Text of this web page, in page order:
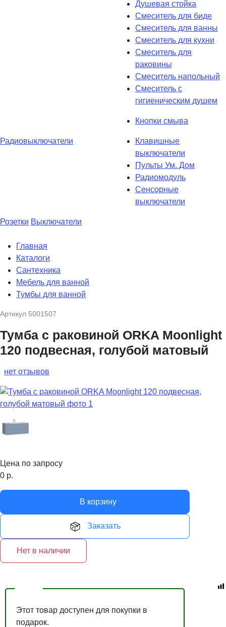
Душевая стойка
Смеситель для биде
Смеситель для ванны
Смеситель для кухни
Смеситель для
раковины
Смеситель напольный
Смеситель с
гигиеническим душем
Кнопки смыва
Радиовыключатели
Клавишные
выключатели
Пульты Ум. Дом
Радиомодуль
Сенсорные
выключатели
Розетки Выключатели
Главная
Каталоги
Сантехника
Мебель для ванной
Тумбы для ванной
Артикул 5001507
Тумба с раковиной ORKA Moonlight
120 подвесная, голубой матовый
нет отзывов
Цена по запросу
0 р.
В корзину
Заказать
Нет в наличии
Этот товар доступен для покупки в
подарок.